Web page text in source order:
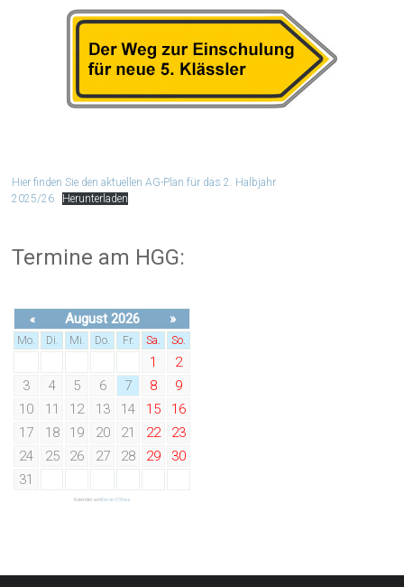
Hier finden Sie den aktuellen AG-Plan für das 2. Halbjahr
2025/26
Herunterladen
Termine am HGG:
« August 2026 »
Mo. Di. Mi. Do. Fr. Sa. So.
1
2
3
4 5 6 7 8
9
10
11 12 13 14 15
16
17
18 19 20 21 22
23
24
25 26 27 28 29
30
31
Kalender vonKieran O'Shea